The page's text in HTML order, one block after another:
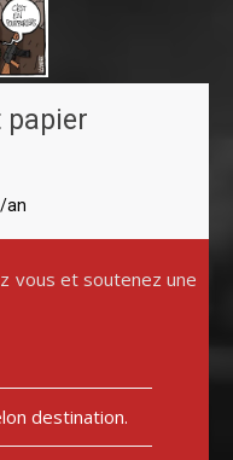
papier
/an
vous et soutenez une
destination.